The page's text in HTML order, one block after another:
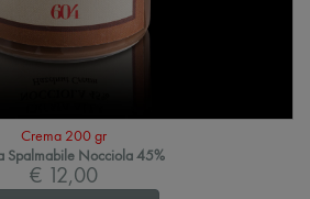
Crema 200 gr
Spalmabile Nocciola 45%
€ 12,00